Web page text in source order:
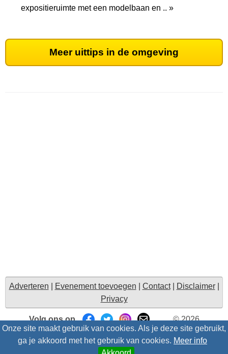
Onze site maakt gebruik van cookies. Als je deze site gebruikt,
ga je akkoord met het gebruik van cookies. Meer info
expositieruimte met een modelbaan en .. »
Meer uittips in de omgeving
Adverteren Evenement toevoegen Contact| Disclaimer|
Privacy
Volg ons op
© 2026
Uitzinnig.nl/intris- Alle rechten voorbehouden | Suggesties